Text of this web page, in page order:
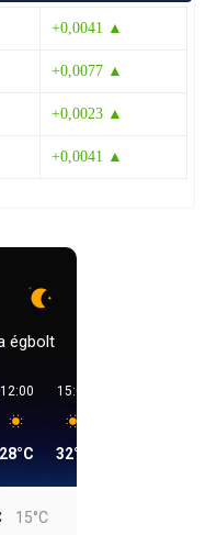
+0,0041 ▲
+0,0077 ▲
+0,0023 ▲
+0,0041 ▲
égbolt
12:00
28°C
15:00
32°C
15°C